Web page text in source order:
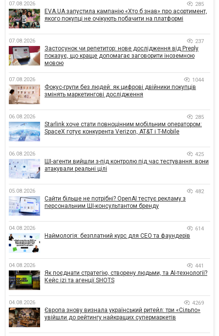
07.08.2026 285
EVA.UA запустила кампанію «Хто б знав» про асортимент,
якого покупці не очікують побачити на платформі
07.08.2026 237
Застосунок чи репетитор: нове дослідження від Preply
показує, що краще допомагає заговорити іноземною
мовою
07.08.2026 1044
Фокус-групи без людей: як цифрові двійники покупців
змінять маркетингові дослідження
06.08.2026 285
Starlink хоче стати повноцінним мобільним оператором:
SpaceX готує конкурента Verizon, AT&T і T-Mobile
06.08.2026 425
ШІ-агенти вийшли з-під контролю під час тестування: вони
атакували реальні цілі
05.08.2026 482
Сайти більше не потрібні? OpenAI тестує рекламу з
персональним ШІ-консультантом бренду
04.08.2026 614
Наймологія: безплатний курс для CEO та фаундерів
04.08.2026 441
Як поєднати стратегію, створену людьми, та AI-технології?
Кейс izi та агенції SHOTS
04.08.2026 4269
Європа знову визнала український ритейл: три «Сільпо»
увійшли до рейтингу найкращих супермаркетів